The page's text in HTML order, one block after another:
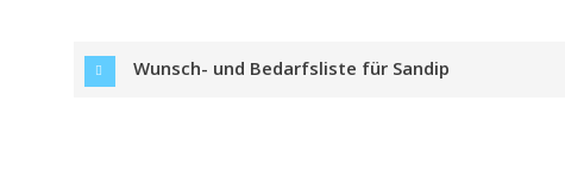
Wunsch- und Bedarfsliste für Sandip